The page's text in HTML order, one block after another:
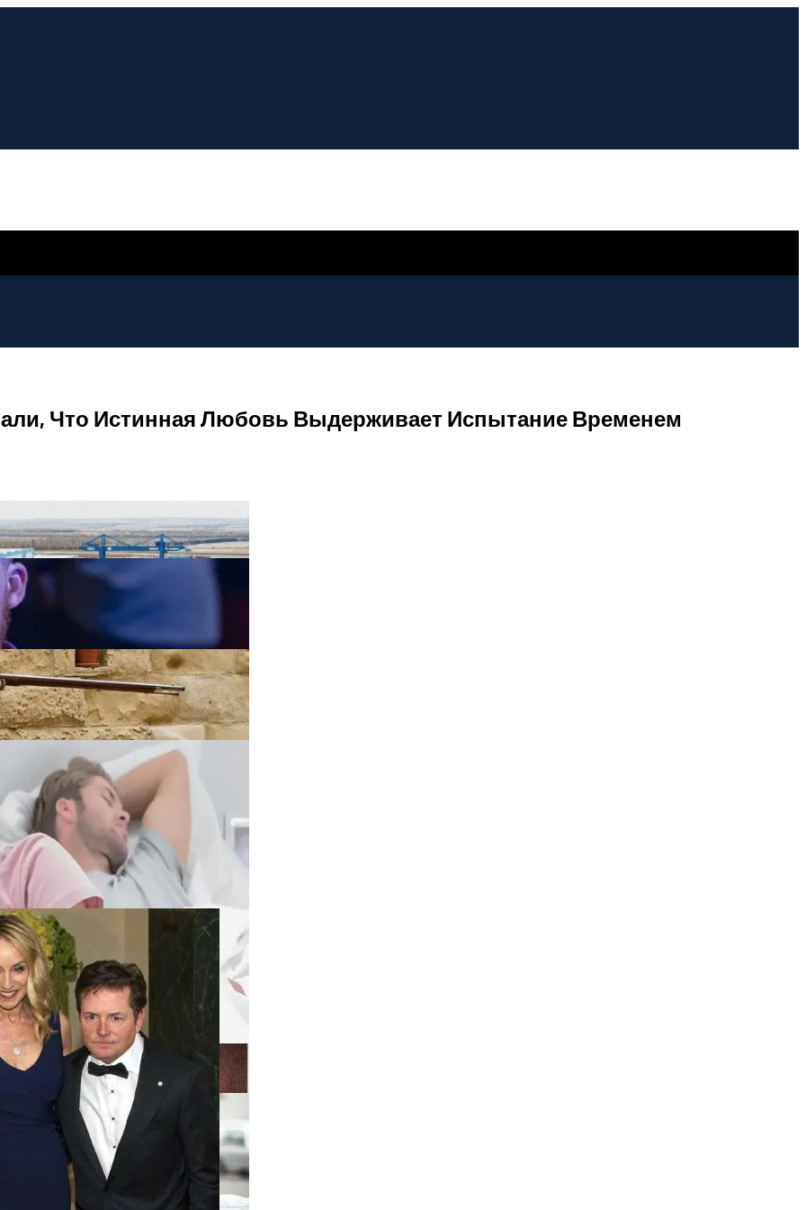
Месяцем, Когда Тревожные Сигналы Впервые Сложились В Единую Картину
Активно Развиваться
Кипр Остаётся Ключевой Юрисдикцией Для Смены Резиденции
Прозванный «Смуглой Бесс», И Чем Он Отличался От Других?
Ваше Понимание Кино Навсегда!
Что Истинная Любовь Выдерживает Испытание Временем